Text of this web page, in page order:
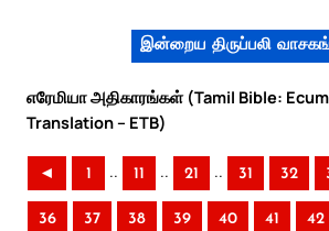
இன்றைய திருப்பலி
எரேமியா அதிகாரங்கள் (Tamil Bible:
Translation – ETB)
◄ 1 .. 11 .. 21 .. 31 32
36 37 38 39 40 41 42